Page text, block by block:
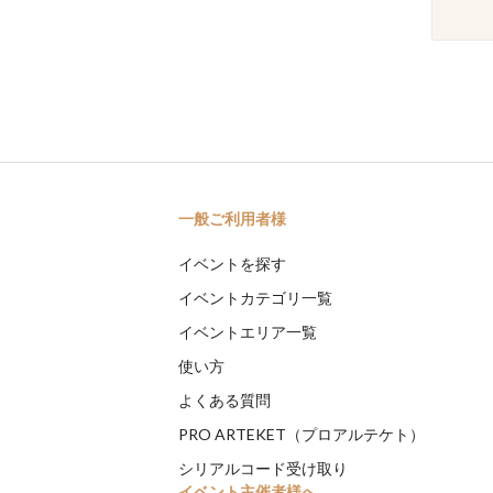
一般ご利用者様
イベントを探す
イベントカテゴリ一覧
イベントエリア一覧
使い方
よくある質問
PRO ARTEKET（プロアルテケト）
シリアルコード受け取り